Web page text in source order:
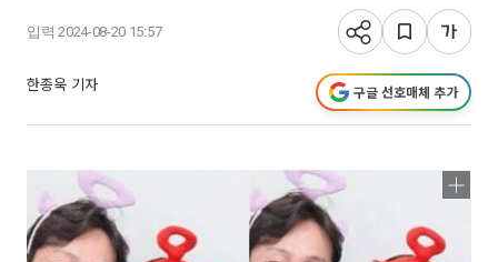
입력 2024-08-20 15:57
한종욱 기자 구글 선호매체 추가